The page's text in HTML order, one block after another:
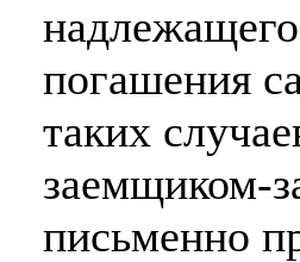
погашения
таких
заемщиком-
письменно